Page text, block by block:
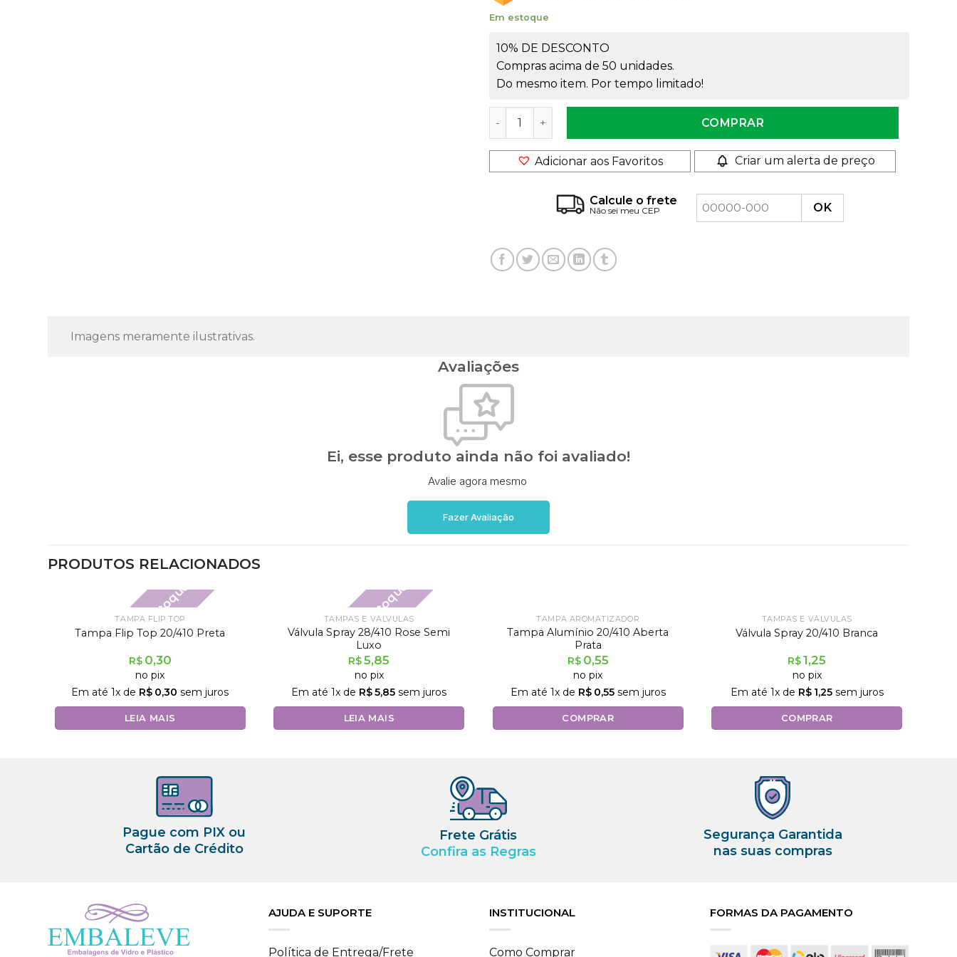
Em estoque
10% DE DESCONTO
Compras acima de 50 unidades.
Do mesmo item. Por tempo limitado!
COMPRAR
Adicionar aos Favoritos Criar um alerta de preço
Calcule o frete
Não sei meu CEP
Imagens meramente ilustrativas.
Avaliações
Ei, esse produto ainda não foi avaliado!
Avalie agora mesmo
Fazer Avaliação
PRODUTOS RELACIONADOS
Fora de estoque
TAMPA FLIP TOP
Tampa Flip Top 20/410 Preta
R$ 0,30
no pix
Em até1x de R$ 0,30 sem juros
LEIA MAIS
Fora de estoque
TAMPAS E VÁLVULAS
Válvula Spray 28/410 Rose Semi
Luxo
R$5,85
no pix
Em até1x de R$5,85 sem juros
LEIA MAIS
TAMPA AROMATIZADOR
Tampa Alumínio 20/410 Aberta
Prata
R$ 0,55
no pix
Em até 1x de R$ 0,55sem juros
COMPRAR
TAMPAS E VÁLVULAS
Válvula Spray 20/410 Branca
R$1,25
no pix
Em até 1x de R$ 1,25sem juros
COMPRAR
Pague com PIX ou
Cartão de Crédito
Frete Grátis
Confira as Regras
Segurança Garantida
nas suas compras
AJUDA E SUPORTE
Política de Entrega/Frete
INSTITUCIONAL
Como Comprar
FORMAS DA PAGAMENTO